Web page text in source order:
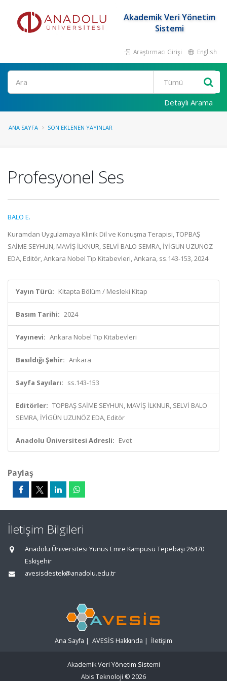
Akademik Veri Yönetim
Sistemi
Araştırmacı Girişi English
Ara
Detaylı Arama
ANA SAYFA SON EKLENEN YAYINLAR
Profesyonel Ses
BALO E.
Kuramdan Uygulamaya Klinik Dil ve Konuşma Terapisi, TOPBAŞ
SAİME SEYHUN, MAVİŞ İLKNUR, SELVİ BALO SEMRA, İYİGÜN UZUNÖZ
EDA, Editör, Ankara Nobel Tıp Kitabevleri, Ankara, ss.143-153, 2024
Yayın Türü: Kitapta Bölüm / Mesleki Kitap
Basım Tarihi: 2024
Yayınevi: Ankara Nobel Tıp Kitabevleri
Basıldığı Şehir: Ankara
Sayfa Sayıları: ss.143-153
Editörler: TOPBAŞ SAİME SEYHUN, MAVİŞ İLKNUR, SELVİ BALO
SEMRA, İYİGÜN UZUNÖZ EDA, Editör
Anadolu Üniversitesi Adresli: Evet
Paylaş
İletişim Bilgileri
Anadolu Üniversitesi Yunus Emre Kampüsü Tepebaşı 26470
Eskişehir
avesisdestek@anadolu.edu.tr
Ana Sayfa | AVESİS Hakkında | İletişim
Akademik Veri Yönetim Sistemi
Abis Teknoloji © 2026